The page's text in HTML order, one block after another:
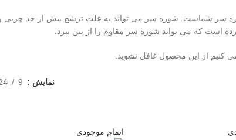
سر شماست. شوره سر می تواند به علت ترشح بیش از حد چربی و
است که می تواند شوره سر مقاوم را از بین ببرد.
کنیم از این محصول غافل نشوید.
نمایش 9
اتمام موجودی